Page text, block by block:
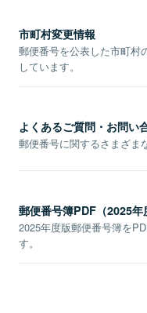
市町村変更情報
郵便番号を公表した市町村
しています。
よくあるご質問・お問い
郵便番号に関するさまざま
郵便番号簿PDF（2025年
2025年度版郵便番号簿を
す。